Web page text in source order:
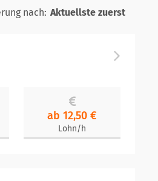
nach:
ab 12,50 €
Lohn/h